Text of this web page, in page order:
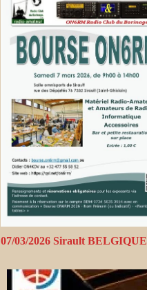
07/03/2026 Sirault BELGIQUE